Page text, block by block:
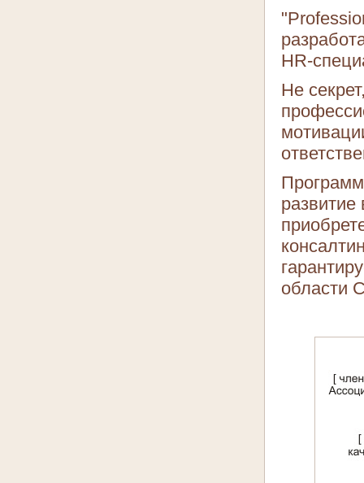
HR-
Не
области